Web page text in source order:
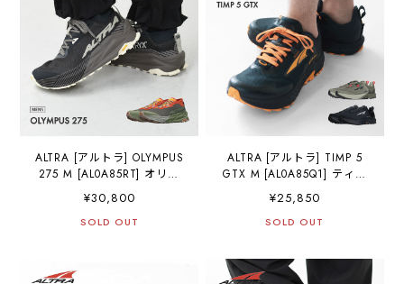
ALTRA [アルトラ] OLYMPUS
275 M [AL0A85RT] オリン
パス 275 M・クロスカント
リー・ロードランニング・
トレイルラン・ハイキン
ズ・MEN'S [2026SS]
¥30,800
SOLD OUT
ALTRA [アルトラ] TIMP 5
GTX M [AL0A85Q1] ティン
プ 5 ゴアテックス・ロード
ランニング・トレイルラ
ン・ハイキング・ファスト
ニングシューズ・MEN'S
[2025AW]
¥25,850
SOLD OUT